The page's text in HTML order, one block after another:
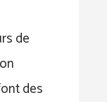
de
des